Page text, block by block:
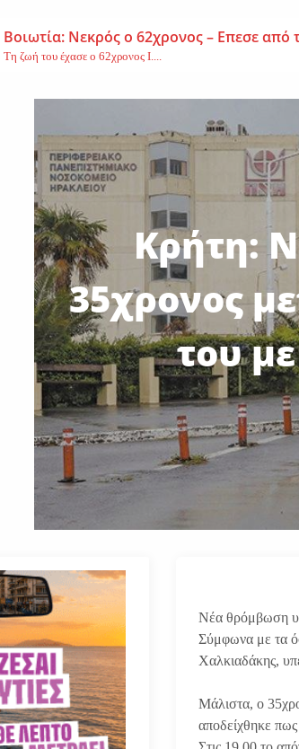
Βοιωτία: Νεκρός ο 62χρονος – Επεσε από
Τη ζωή του έχασε ο 62χρονος Ι....
Εφυγε από τη ζωή η μοναχή Ευπραξία
Εκοιμήθη η μοναχή Ευπραξία (Κουκουλούδη), σε ηλικία...
Νέο εργατικό δυστύχημα-Νεκρός
Τη ζωή του έχασε ένας 59χρονος εργάτης,...
Κρήτη:
35χρονος
του
Νέα θρόμβωση
Σύμφωνα με τα
Χαλκιαδάκης,
Μάλιστα, ο
αποδείχθηκε